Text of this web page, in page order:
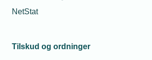
NetStat
Tilskud og ordninger
Høringssvar - 2024